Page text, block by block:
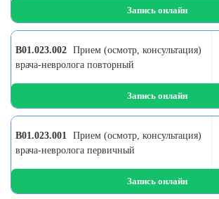
Запись онлайн
B01.023.002 Прием (осмотр, консультация)
врача-невролога повторный
Запись онлайн
B01.023.001
Прием (осмотр, консультация)
врача-невролога первичный
Запись онлайн